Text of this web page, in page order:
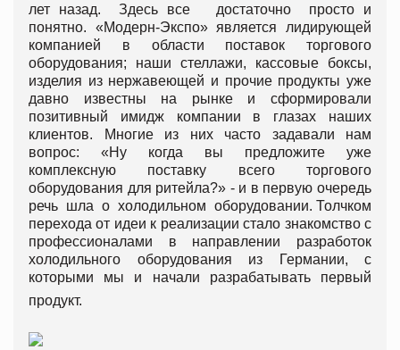
лет назад. Здесь все достаточно просто и
понятно. «Модерн-Экспо» является лидирующей
компанией в области поставок торгового
оборудования; наши стеллажи, кассовые боксы,
изделия из нержавеющей и прочие продукты уже
давно известны на рынке и сформировали
позитивный имидж компании в глазах наших
клиентов. Многие из них часто задавали нам
вопрос: «Ну когда вы предложите уже
комплексную поставку всего торгового
оборудования для ритейла?» - и в первую очередь
речь шла о холодильном оборудовании. Толчком
перехода от идеи к реализации стало знакомство с
профессионалами в направлении разработок
холодильного оборудования из Германии, с
которыми мы и начали разрабатывать первый
продукт.